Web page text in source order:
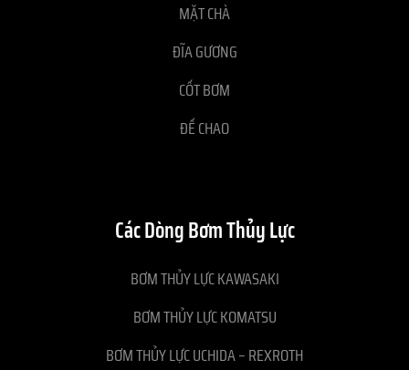
MẶT CHÀ
ĐĨA GƯƠNG
CỐT BƠM
ĐẾ CHAO
Các Dòng Bơm Thủy Lực
BƠM THỦY LỰC KAWASAKI
BƠM THỦY LỰC KOMATSU
BƠM THỦY LỰC UCHIDA – REXROTH